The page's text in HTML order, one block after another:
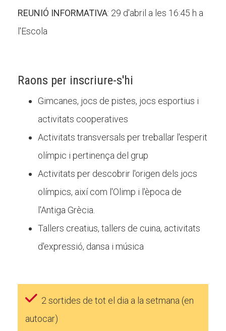
REUNIÓ INFORMATIVA: 29 d'abril a les 16:45 h a
l'Escola
Raons per inscriure-s'hi
Gimcanes, jocs de pistes, jocs esportius i
activitats cooperatives
Activitats transversals per treballar l'esperit
olímpic i pertinença del grup
Activitats per descobrir l'origen dels jocs
olímpics, així com l'Olimp i l'època de
l'Antiga Grècia.
Tallers creatius, tallers de cuina, activitats
d'expressió, dansa i música
2 sortides de tot el dia a la setmana (en
autocar)